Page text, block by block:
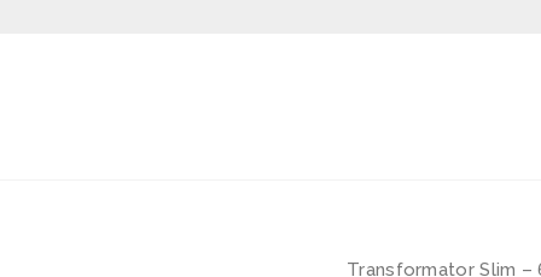
Transformator Slim –